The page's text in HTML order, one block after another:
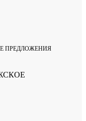
ПРЕДЛОЖЕНИЯ